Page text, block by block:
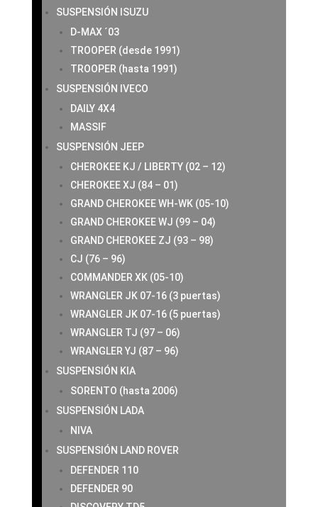
SUSPENSIÓN ISUZU
D-MAX ´03
TROOPER (desde 1991)
TROOPER (hasta 1991)
SUSPENSIÓN IVECO
DAILY 4X4
MASSIF
SUSPENSIÓN JEEP
CHEROKEE KJ / LIBERTY (02 – 12)
CHEROKEE XJ (84 – 01)
GRAND CHEROKEE WH-WK (05-10)
GRAND CHEROKEE WJ (99 – 04)
GRAND CHEROKEE ZJ (93 – 98)
CJ (76 – 96)
COMMANDER XK (05-10)
WRANGLER JK 07-16 (3 puertas)
WRANGLER JK 07-16 (5 puertas)
WRANGLER TJ (97 – 06)
WRANGLER YJ (87 – 96)
SUSPENSIÓN KIA
SORENTO (hasta 2006)
SUSPENSIÓN LADA
NIVA
SUSPENSIÓN LAND ROVER
DEFENDER 110
DEFENDER 90